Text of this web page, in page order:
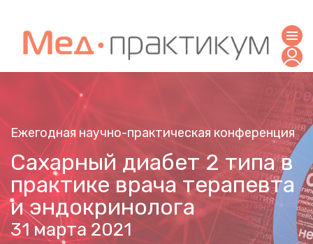
Ежегодная научно-практическая конференция
Сахарный диабет 2 типа в
практике врача терапевта
и эндокринолога
31 марта 2021